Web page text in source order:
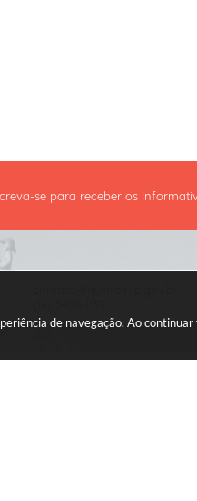
de navegação. Ao continuar
se para receber os